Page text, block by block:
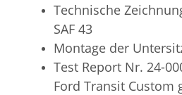
Technische
SAF 43
Montage der
Test Report Nr. 24-
Ford Transit Custom